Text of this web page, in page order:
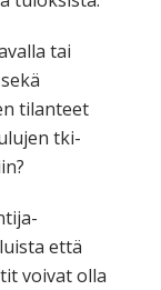
tai
tilanteet
tki-
että
voivat olla